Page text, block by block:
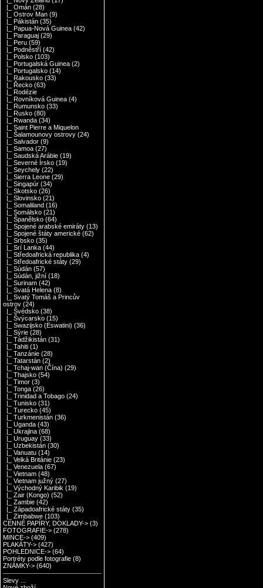
|_ Omán (28)
|_ Ostrov Man (9)
|_ Pákistán (35)
|_ Papua-Nová Guinea (42)
|_ Paraguaj (29)
|_ Peru (59)
|_ Podněstří (42)
|_ Polsko (103)
|_ Portugalská Guinea (2)
|_ Portugalsko (14)
|_ Rakousko (33)
|_ Řecko (63)
|_ Rodézie
|_ Rovníková Guinea (4)
|_ Rumunsko (33)
|_ Rusko (80)
|_ Rwanda (34)
|_ Saint Pierre a Miquelon
|_ Šalamounovy ostrovy (24)
|_ Salvador (9)
|_ Samoa (27)
|_ Saudská Arábie (19)
|_ Severné Írsko (19)
|_ Seychely (22)
|_ Sierra Leone (29)
|_ Singapúr (34)
|_ Skotsko (26)
|_ Slovinsko (21)
|_ Somaliland (16)
|_ Somálsko (21)
|_ Španělsko (64)
|_ Spojené arabské emiráty (13)
|_ Spojené štáty americké (62)
|_ Srbsko (35)
|_ Srí Lanka (44)
|_ Středoafrická republika (4)
|_ Středoafrické státy (29)
|_ Súdán (57)
|_ Súdán, jižní (18)
|_ Surinam (42)
|_ Svatá Helena (8)
|_ Svatý Tomáš a Princův
ostrov (24)
|_ Švédsko (38)
|_ Švýcarsko (15)
|_ Swazijsko (Eswatini) (36)
|_ Sýrie (28)
|_ Tádžikistán (31)
|_ Tahiti (1)
|_ Tanzánie (28)
|_ Tatarstán (2)
|_ Tchaj-wan (Čína) (29)
|_ Thajsko (54)
|_ Timor (3)
|_ Tonga (26)
|_ Trinidad a Tobago (24)
|_ Tunisko (31)
|_ Turecko (45)
|_ Turkmenistán (36)
|_ Uganda (43)
|_ Ukrajina (68)
|_ Uruguay (33)
|_ Uzbekistán (30)
|_ Vanuatu (14)
|_ Velká Británie (23)
|_ Venezuela (67)
|_ Vietnam (48)
|_ Vietnam južný (27)
|_ Východný Karibik (19)
|_ Zair (Kongo) (52)
|_ Zambie (42)
|_ Západoafrické státy (35)
|_ Zimbabwe (103)
CENNÉ PAPÍRY, DOKLADY-> (3)
FOTOGRAFIE-> (278)
MINCE-> (409)
PLAKÁTY-> (427)
POHLEDNICE-> (64)
Portréty podle fotografie (8)
ZNÁMKY-> (640)
Slevy ...